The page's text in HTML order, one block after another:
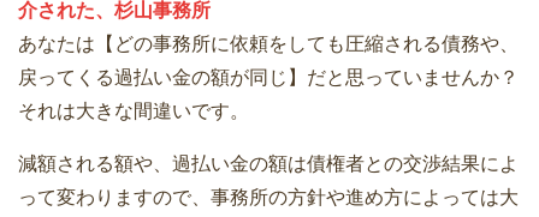
介された、杉山事務所
あなたは【どの事務所に依頼をしても圧縮される債務や、
戻ってくる過払い金の額が同じ】だと思っていませんか？
それは大きな間違いです。
減額される額や、過払い金の額は債権者との交渉結果によ
って変わりますので、事務所の方針や進め方によっては大